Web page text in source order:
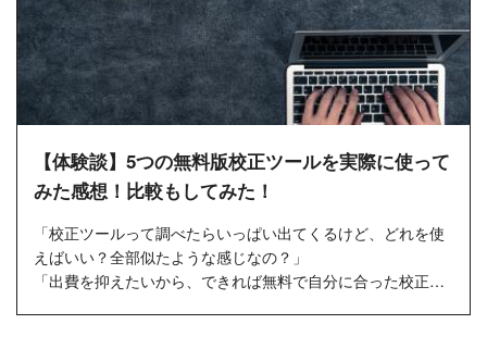
【体験談】5つの無料版校正ツールを実際に使って
みた感想！比較もしてみた！
「校正ツールって調べたらいっぱい出てくるけど、どれを使
えばいい？全部似たような感じなの？」
「出費を抑えたいから、できれば無料で自分に合った校正ツ